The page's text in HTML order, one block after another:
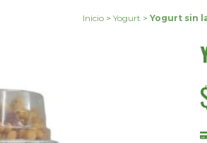
Inicio > Yogurt > Yogurt sin